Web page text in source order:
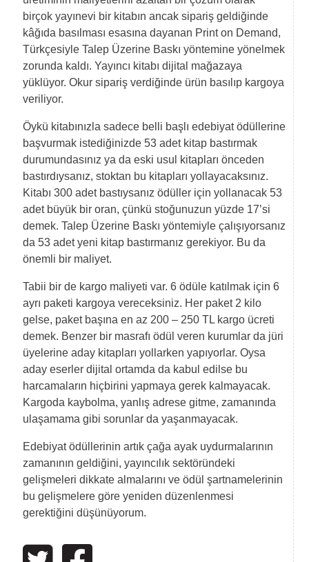
birçok yayınevi bir kitabın ancak sipariş geldiğinde
kâğıda basılması esasına dayanan Print on Demand,
Türkçesiyle Talep Üzerine Baskı yöntemine yönelmek
zorunda kaldı. Yayıncı kitabı dijital mağazaya
yüklüyor. Okur sipariş verdiğinde ürün basılıp kargoya
veriliyor.
Öykü kitabınızla sadece belli başlı edebiyat ödüllerine
başvurmak istediğinizde 53 adet kitap bastırmak
durumundasınız ya da eski usul kitapları önceden
bastırdıysanız, stoktan bu kitapları yollayacaksınız.
Kitabı 300 adet bastıysanız ödüller için yollanacak 53
adet büyük bir oran, çünkü stoğunuzun yüzde 17’si
demek. Talep Üzerine Baskı yöntemiyle çalışıyorsanız
da 53 adet yeni kitap bastırmanız gerekiyor. Bu da
önemli bir maliyet.
Tabii bir de kargo maliyeti var. 6 ödüle katılmak için 6
ayrı paketi kargoya vereceksiniz. Her paket 2 kilo
gelse, paket başına en az 200 – 250 TL kargo ücreti
demek. Benzer bir masrafı ödül veren kurumlar da jüri
üyelerine aday kitapları yollarken yapıyorlar. Oysa
aday eserler dijital ortamda da kabul edilse bu
harcamaların hiçbirini yapmaya gerek kalmayacak.
Kargoda kaybolma, yanlış adrese gitme, zamanında
ulaşamama gibi sorunlar da yaşanmayacak.
Edebiyat ödüllerinin artık çağa ayak uydurmalarının
zamanının geldiğini, yayıncılık sektöründeki
gelişmeleri dikkate almalarını ve ödül şartnamelerinin
bu gelişmelere göre yeniden düzenlenmesi
gerektiğini düşünüyorum.